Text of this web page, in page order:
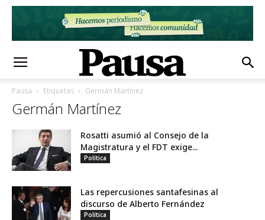
Pausa Etiquetas Germán Martínez
Germán Martínez
Rosatti asumió al Consejo de la
Magistratura y el FDT exige...
Política
Las repercusiones santafesinas al
discurso de Alberto Fernández
Política